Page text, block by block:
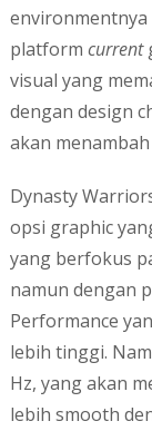
platform current
visual yang
dengan design
akan
Dynasty
opsi graphic
yang berfokus
namun dengan
Performance
lebih tinggi.
Hz, yang akan
lebih smooth